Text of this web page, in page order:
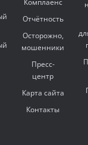
Комплаенс
Отчётность
Осторожно,
мошенники
Пресс-
центр
Карта сайта
Контакты